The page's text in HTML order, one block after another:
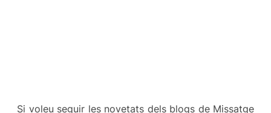
Si voleu seguir les novetats dels blogs de Missatge